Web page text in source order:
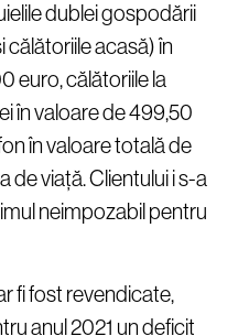
dublei gospodării
călătoriile acasă) în
euro, călătoriile la
în valoare de 499,50
în valoare totală de
de viață. Clientului i s-a
neimpozabil pentru
fi fost revendicate,
anul 2021 un deficit